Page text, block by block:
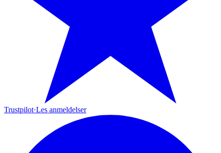
Trustpilot·Les anmeldelser